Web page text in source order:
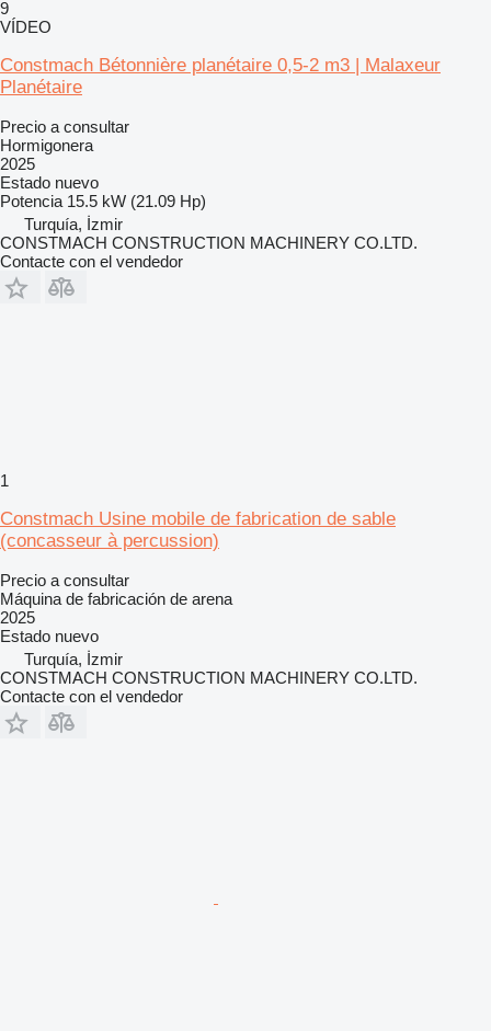
9
VÍDEO
Constmach Bétonnière planétaire 0,5-2 m3 | Malaxeur
Planétaire
Precio a consultar
Hormigonera
2025
Estado nuevo
Potencia 15.5 kW (21.09 Hp)
Turquía, İzmir
CONSTMACH CONSTRUCTION MACHINERY CO.LTD.
Contacte con el vendedor
1
Constmach Usine mobile de fabrication de sable
(concasseur à percussion)
Precio a consultar
Máquina de fabricación de arena
2025
Estado nuevo
Turquía, İzmir
CONSTMACH CONSTRUCTION MACHINERY CO.LTD.
Contacte con el vendedor